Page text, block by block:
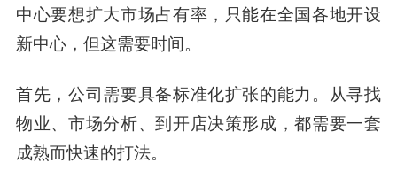
中心要想扩大市场占有率，只能在全国各地开设
新中心，但这需要时间。
首先，公司需要具备标准化扩张的能力。从寻找
物业、市场分析、到开店决策形成，都需要一套
成熟而快速的打法。